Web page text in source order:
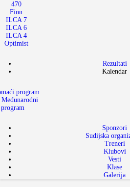
470
Finn
ILCA 7
ILCA 6
ILCA 4
Optimist
Rezultati
Kalendar
program
Međunarodni
program
Sponzori
Sudijska
Treneri
Klubovi
Vesti
Klase
Galerija